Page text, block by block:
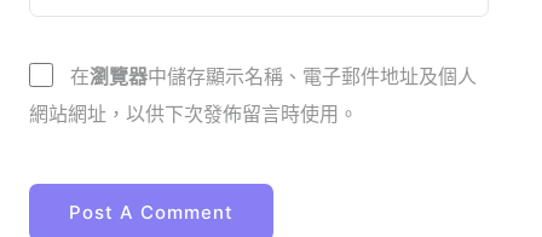
在瀏覽器中儲存顯示名稱、電子郵件地址及個人
網站網址，以供下次發佈留言時使用。